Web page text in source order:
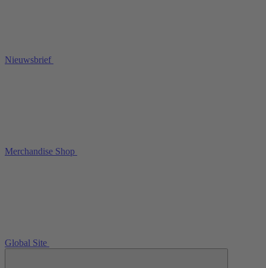
Nieuwsbrief
Merchandise Shop
Global Site